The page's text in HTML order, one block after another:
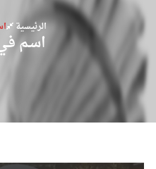
الرئيسية اسـم
اسـم فـي